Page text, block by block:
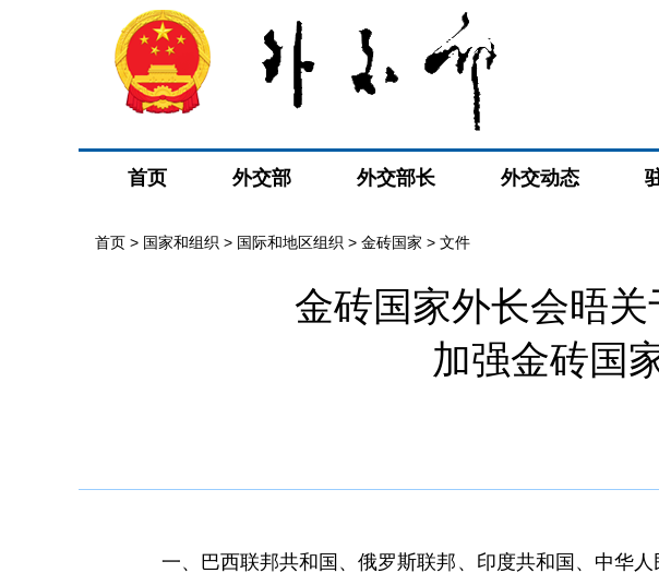
首页 外交部 外交部长 外交动态
首页 > 国家和组织 > 国际和地区组织 > 金砖国家 > 文件
金砖国家外长会晤
加强金砖国
一、巴西联邦共和国、俄罗斯联邦、印度共和国、中华